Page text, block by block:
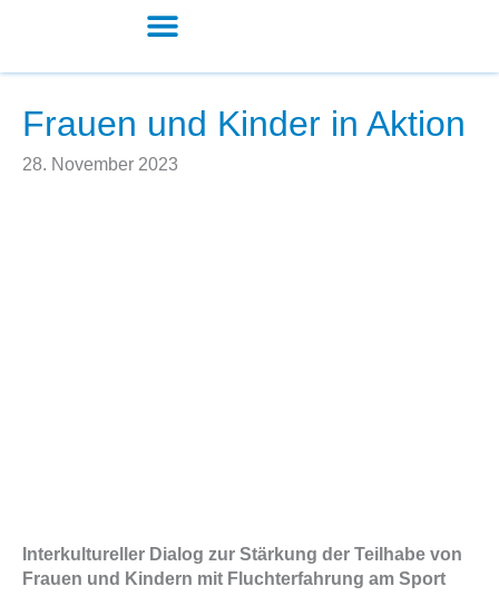
Frauen und Kinder in Aktion
28. November 2023
Interkultureller Dialog zur Stärkung der Teilhabe von
Frauen und Kindern mit Fluchterfahrung am Sport